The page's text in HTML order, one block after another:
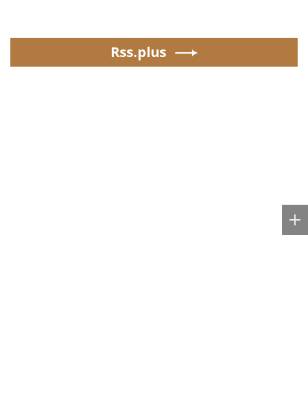
Rss.plus